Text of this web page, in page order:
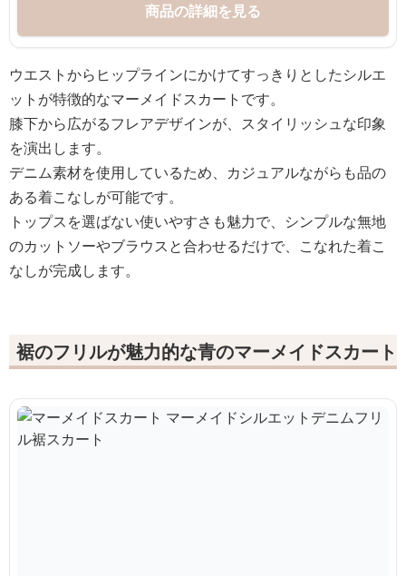
商品の詳細を見る
ウエストからヒップラインにかけてすっきりとしたシルエ
ットが特徴的なマーメイドスカートです。
膝下から広がるフレアデザインが、スタイリッシュな印象
を演出します。
デニム素材を使用しているため、カジュアルながらも品の
ある着こなしが可能です。
トップスを選ばない使いやすさも魅力で、シンプルな無地
のカットソーやブラウスと合わせるだけで、こなれた着こ
なしが完成します。
裾のフリルが魅力的な青のマーメイドスカート